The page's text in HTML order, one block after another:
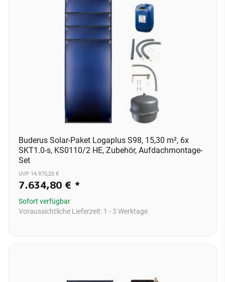
Buderus Solar-Paket Logaplus S98, 15,30 m², 6x
SKT1.0-s, KS0110/2 HE, Zubehör, Aufdachmontage-
Set
UVP 14.970,20 €
7.634,80 € *
Sofort verfügbar
Voraussichtliche Lieferzeit: 1 - 3 Werktage